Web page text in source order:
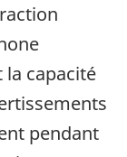
capacité
pendant